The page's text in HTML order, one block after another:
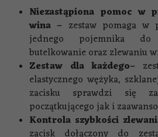
Niezastąpiona pomoc w
wina – zestaw pomaga
jednego pojemnika do
butelkowanie oraz zlewaniu
Zestaw dla każdego–
elastycznego wężyka,
zacisku sprawdzi się
początkującego jak i
Kontrola szybkości